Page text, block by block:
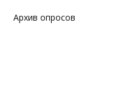
Архив опросов